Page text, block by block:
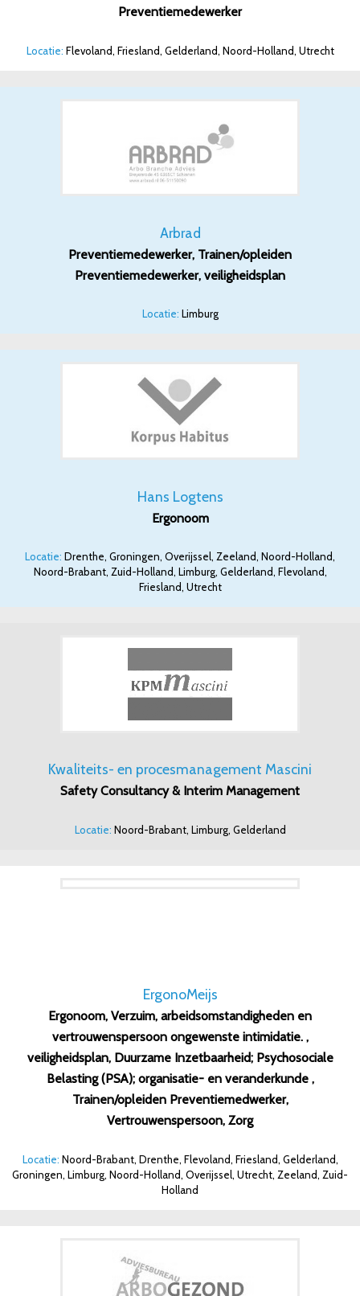
Preventiemedewerker
Locatie: Flevoland, Friesland, Gelderland, Noord-Holland, Utrecht
Arbrad
Preventiemedewerker, Trainen/opleiden
Preventiemedewerker, veiligheidsplan
Locatie: Limburg
Hans Logtens
Ergonoom
Locatie: Drenthe, Groningen, Overijssel, Zeeland, Noord-Holland,
Noord-Brabant, Zuid-Holland, Limburg, Gelderland, Flevoland,
Friesland, Utrecht
Kwaliteits- en procesmanagement Mascini
Safety Consultancy & Interim Management
Locatie: Noord-Brabant, Limburg, Gelderland
ErgonoMeijs
Ergonoom, Verzuim, arbeidsomstandigheden en
vertrouwenspersoon ongewenste intimidatie. ,
veiligheidsplan, Duurzame Inzetbaarheid; Psychosociale
Belasting (PSA); organisatie- en veranderkunde ,
Trainen/opleiden Preventiemedwerker,
Vertrouwenspersoon, Zorg
Locatie: Noord-Brabant, Drenthe, Flevoland, Friesland, Gelderland,
Groningen, Limburg, Noord-Holland, Overijssel, Utrecht, Zeeland, Zuid-
Holland